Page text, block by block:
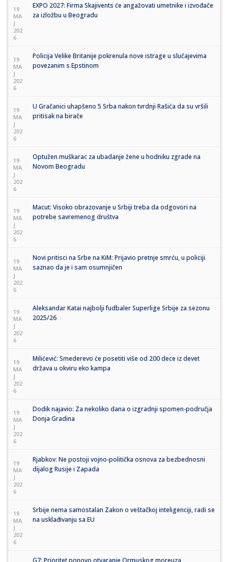
19
MA
J
202
6
EXPO 2027: Firma Skajivents će angažovati umetnike i izvođače
za izložbu u Beogradu
19
MA
J
202
6
Policija Velike Britanije pokrenula nove istrage u slučajevima
povezanim s Epstinom
19
MA
J
202
6
U Gračanici uhapšeno 5 Srba nakon tvrdnji Rašića da su vršili
pritisak na birače
19
MA
J
202
6
Optužen muškarac za ubadanje žene u hodniku zgrade na
Novom Beogradu
19
MA
J
202
6
Macut: Visoko obrazovanje u Srbiji treba da odgovori na
potrebe savremenog društva
19
MA
J
202
6
Novi pritisci na Srbe na KiM: Prijavio pretnje smrću, u policiji
saznao da je i sam osumnjičen
19
MA
J
202
6
Aleksandar Katai najbolji fudbaler Superlige Srbije za sezonu
2025/26
19
MA
J
202
6
Milićević: Smederevo će posetiti više od 200 dece iz devet
država u okviru eko kampa
19
MA
J
202
6
Dodik najavio: Za nekoliko dana o izgradnji spomen-područja
Donja Gradina
19
MA
J
202
6
Rjabkov: Ne postoji vojno-politička osnova za bezbednosni
dijalog Rusije i Zapada
19
MA
J
202
6
Srbije nema samostalan Zakon o veštačkoj inteligenciji, radi se
na usklađivanju sa EU
G7: Prioritet ponovo otvaranje Ormuskog moreuza